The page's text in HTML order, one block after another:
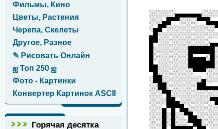
Фильмы, Кино
Цветы, Растения
Черепа, Скелеты
Другое, Разное
✎ Рисовать Онлайн
ஜ Топ 250 ஜ
Фото - Картинки
Конвертер Картинок ASCII
Горячая десятка